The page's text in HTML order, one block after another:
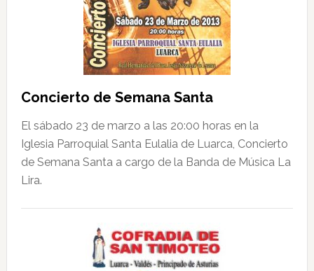
Concierto de Semana Santa
El sábado 23 de marzo a las 20:00 horas en la
Iglesia Parroquial Santa Eulalia de Luarca, Concierto
de Semana Santa a cargo de la Banda de Música La
Lira.